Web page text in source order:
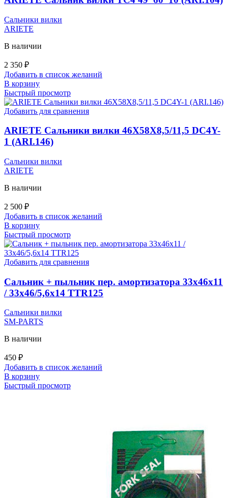
Сальники вилки
ARIETE
В наличии
2 350 ₽
Добавить в список желаний
В корзину
Быстрый просмотр
Добавить для сравнения
ARIETE Сальники вилки 46X58X8,5/11,5 DC4Y-
1 (ARI.146)
Сальники вилки
ARIETE
В наличии
2 500 ₽
Добавить в список желаний
В корзину
Быстрый просмотр
Добавить для сравнения
Сальник + пыльник пер. амортизатора 33х46х11
/ 33х46/5,6х14 TTR125
Сальники вилки
SM-PARTS
В наличии
450 ₽
Добавить в список желаний
В корзину
Быстрый просмотр